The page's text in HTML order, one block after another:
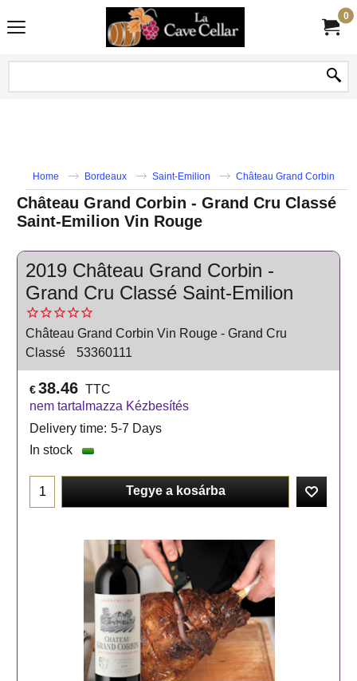
0
Home Bordeaux Saint-Emilion Château Grand Corbin
Château Grand Corbin - Grand Cru Classé
Saint-Emilion Vin Rouge
2019 Château Grand Corbin -
Grand Cru Classé Saint-Emilion
Château Grand Corbin Vin Rouge - Grand Cru
Classé
53360111
€38.46 TTC
nem tartalmazza Kézbesítés
Delivery time: 5-7 Days
In stock
Tegye a kosárba